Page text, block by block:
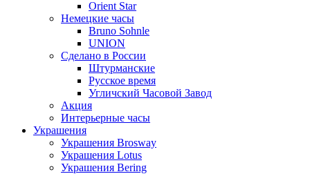
Orient Star
Немецкие часы
Bruno Sohnle
UNION
Сделано в России
Штурманские
Русское время
Угличский Часовой Завод
Акция
Интерьерные часы
Украшения
Украшения Brosway
Украшения Lotus
Украшения Bering